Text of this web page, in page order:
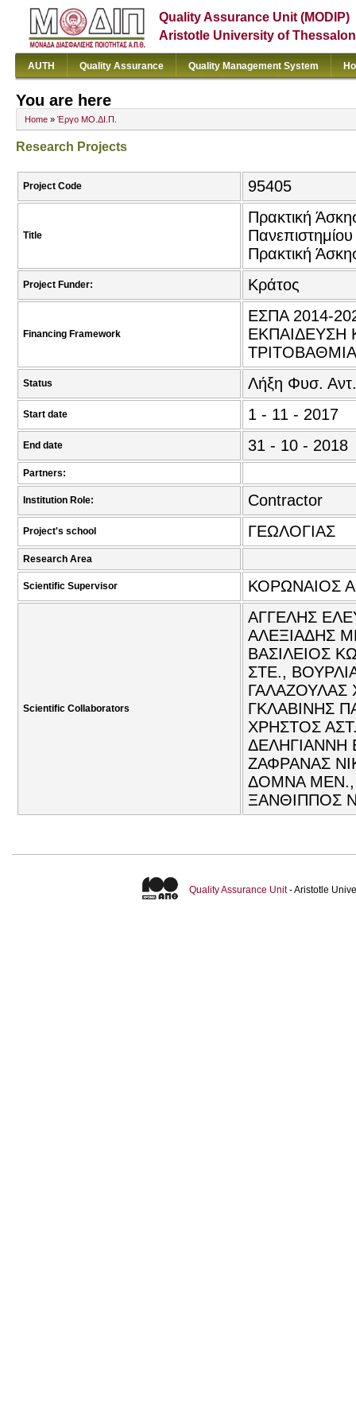
Quality Assurance Unit (MODIP)
Aristotle University of
AUTH Quality Assurance Quality Management System
You are here
Home » Έργο ΜΟ.ΔΙ.Π.
Research Projects
Project Code 95405
Title
Πρακτική
Πρακτική
Project Funder: Κράτος
Financing Framework
ΕΣΠΑ 2014-
ΕΚΠΑΙΔΕΥΣΗ
Status Λήξη Φυσ. Αντ.
Start date 1 - 11 - 2017
End date 31 - 10 - 2018
Partners:
Institution Role: Contractor
Project's school ΓΕΩΛΟΓΙΑΣ
Research Area
Scientific Supervisor ΚΟΡΩΝΑΙΟΣ
Scientific Collaborators
ΑΓΓΕΛΗΣ
ΑΛΕΞΙΑΔΗΣ
ΒΑΣΙΛΕΙΟΣ
ΣΤΕ.,
ΓΑΛΑΖΟΥΛΑΣ
ΓΚΛΑΒΙΝΗΣ
ΧΡΗΣΤΟΣ
ΖΑΦΡΑΝΑΣ
ΔΟΜΝΑ ΜΕΝ.,
ΞΑΝΘΙΠΠΟΣ
Quality Assurance Unit- Aristotle